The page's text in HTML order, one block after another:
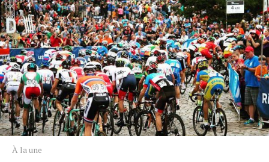
À la une
Tendances
Tous nos articles
À propos